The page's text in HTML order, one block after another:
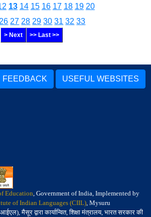
13 14 15 16 17 18 19 20
26 27 28 29 30 31 32 33
> Next >> Last >>
FEEDBACK USEFUL WEBSITES
Education, Government of India, Implemented by
of Indian Languages (CIIL), Mysuru
मैसूर द्वारा कार्यान्वित, शिक्षा मंत्रालय, भारत सरकार की